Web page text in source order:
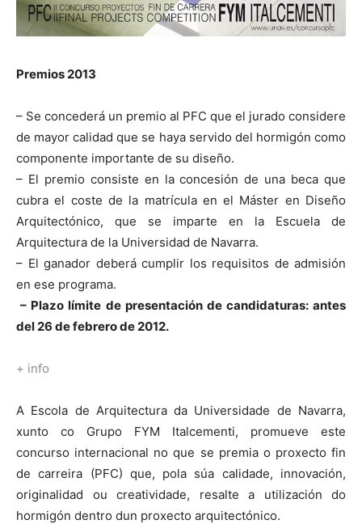
Premios 2013
– Se concederá un premio al PFC que el jurado considere
de mayor calidad que se haya servido del hormigón como
componente importante de su diseño.
– El premio consiste en la concesión de una beca que
cubra el coste de la matrícula en el Máster en Diseño
Arquitectónico, que se imparte en la Escuela de
Arquitectura de la Universidad de Navarra.
– El ganador deberá cumplir los requisitos de admisión
en ese programa.
– Plazo límite de presentación de candidaturas: antes
del 26 de febrero de 2012.
+ info
A Escola de Arquitectura da Universidade de Navarra,
xunto co Grupo FYM Italcementi, promueve este
concurso internacional no que se premia o proxecto fin
de carreira (PFC) que, pola súa calidade, innovación,
originalidad ou creatividade, resalte a utilización do
hormigón dentro dun proxecto arquitectónico.